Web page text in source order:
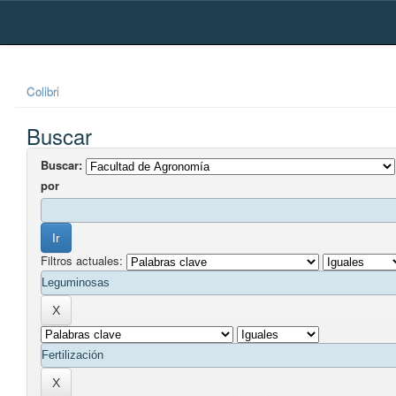
Skip
Colibri
Buscar
Buscar:
por
Filtros actuales: